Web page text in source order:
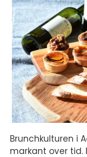
Brunchkulturen i
markant over tid.